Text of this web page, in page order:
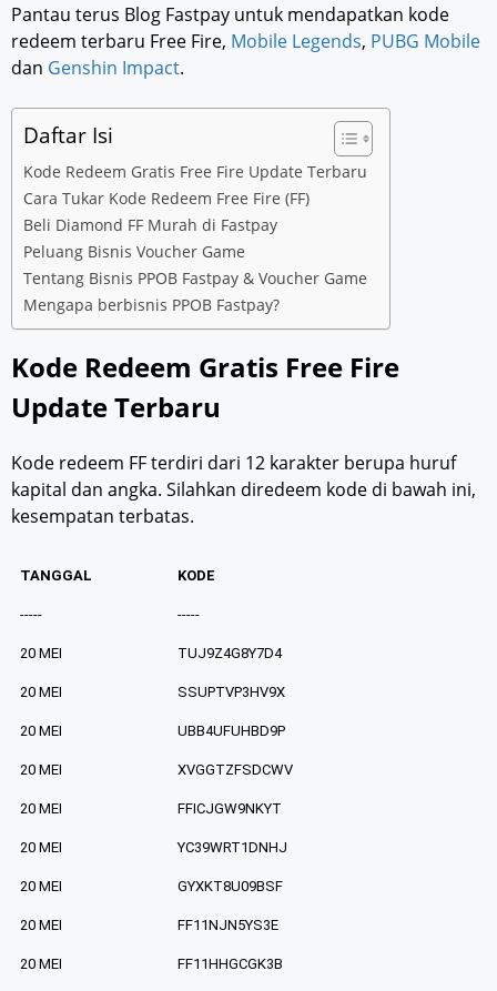
Pantau terus Blog Fastpay untuk mendapatkan kode
redeem terbaru Free Fire, Mobile Legends, PUBG Mobile
dan Genshin Impact.
Daftar Isi
Kode Redeem Gratis Free Fire Update Terbaru
Cara Tukar Kode Redeem Free Fire (FF)
Beli Diamond FF Murah di Fastpay
Peluang Bisnis Voucher Game
Tentang Bisnis PPOB Fastpay & Voucher Game
Mengapa berbisnis PPOB Fastpay?
Kode Redeem Gratis Free Fire
Update Terbaru
Kode redeem FF terdiri dari 12 karakter berupa huruf
kapital dan angka. Silahkan diredeem kode di bawah ini,
kesempatan terbatas.
TANGGAL KODE
----- -----
20 MEI TUJ9Z4G8Y7D4
20 MEI SSUPTVP3HV9X
20 MEI UBB4UFUHBD9P
20 MEI XVGGTZFSDCWV
20 MEI FFICJGW9NKYT
20 MEI YC39WRT1DNHJ
20 MEI GYXKT8U09BSF
20 MEI FF11NJN5YS3E
20 MEI FF11HHGCGK3B